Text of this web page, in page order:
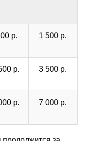
р. 1 500 р.
р. 3 500 р.
р. 7 000 р.